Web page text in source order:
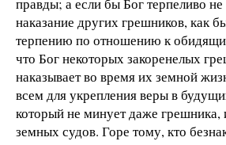
наказание других грешников, как
терпению по отношению к
что Бог некоторых закоренелых
наказывает во время их земной
всем для укрепления веры в
который не минует даже грешника,
земных судов. Горе тому, кто